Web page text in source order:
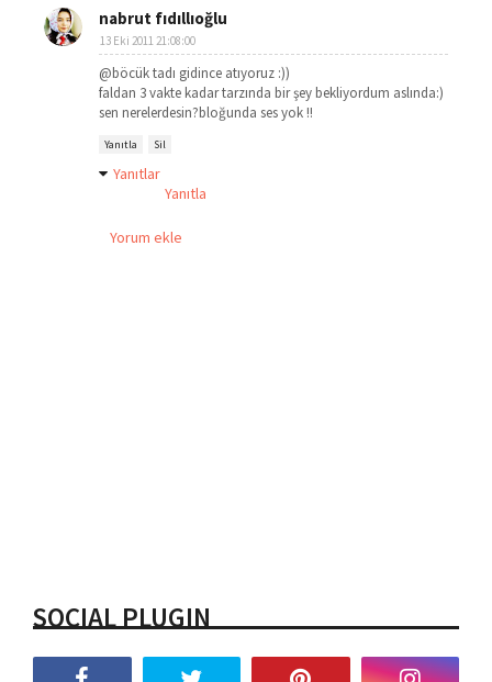
nabrut fıdıllıoğlu
13 Eki 2011 21:08:00
@böcük tadı gidince atıyoruz :))
faldan 3 vakte kadar tarzında bir şey bekliyordum aslında:)
sen nerelerdesin?bloğunda ses yok !!
Yanıtla Sil
Yanıtlar
Yanıtla
Yorum ekle
SOCIAL PLUGIN